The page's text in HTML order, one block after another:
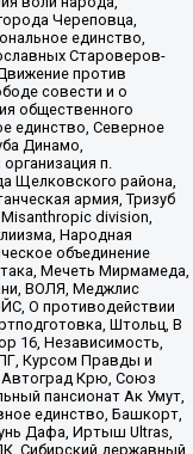
Череповца,
единство,
Староверов-
против
совести и о
общественного
единство, Северное
Динамо,
п.
Щелковского района,
армия, Тризуб
division,
Народная
объединение
Мечеть Мирмамеда,
ВОЛЯ, Меджлис
О противодействии
Штольц, В
16, Независимость,
Курсом Правды и
Автоград Крю, Союз
пансионат Ак Умут,
единство, Башкорт,
Дафа, Иртыш Ultras,
Сибирский державный